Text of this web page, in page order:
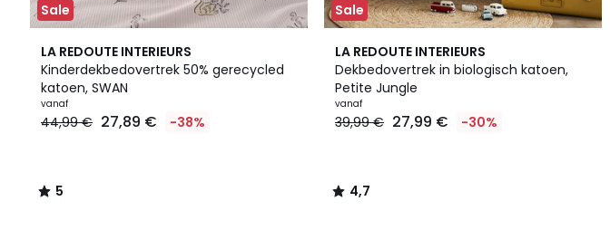
Sale
LA REDOUTE INTERIEURS
Kinderdekbedovertrek 50% gerecycled
katoen, SWAN
vanaf
44,99 € 27,89 € -38%
5
/
5
5
/
Sale
LA REDOUTE INTERIEURS
Dekbedovertrek in biologisch katoen,
Petite Jungle
vanaf
39,99 € 27,99 € -30%
4,7
/ 5
4,7
/